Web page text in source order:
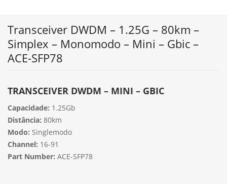
Transceiver DWDM – 1.25G – 80km –
Simplex – Monomodo – Mini – Gbic –
ACE-SFP78
TRANSCEIVER DWDM – MINI – GBIC
Capacidade: 1.25Gb
Distância: 80km
Modo: Singlemodo
Channel: 16-91
Part Number: ACE-SFP78